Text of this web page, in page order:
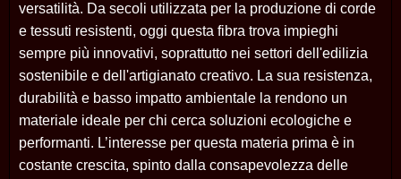
versatilità. Da secoli utilizzata per la produzione di corde
e tessuti resistenti, oggi questa fibra trova impieghi
sempre più innovativi, soprattutto nei settori dell'edilizia
sostenibile e dell'artigianato creativo. La sua resistenza,
durabilità e basso impatto ambientale la rendono un
materiale ideale per chi cerca soluzioni ecologiche e
performanti. L’interesse per questa materia prima è in
costante crescita, spinto dalla consapevolezza delle